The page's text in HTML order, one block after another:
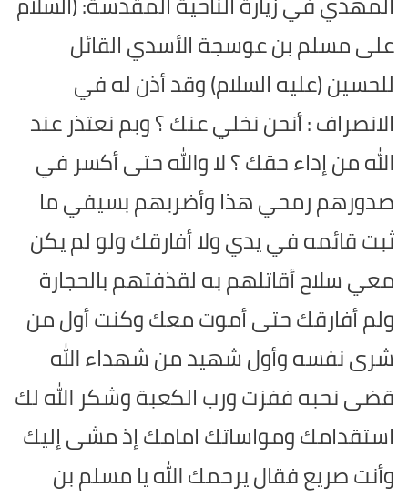
على مسلم بن عوسجة الأسدي القائل
للحسين (عليه السلام) وقد أذن له في
الانصراف : أنحن نخلي عنك ؟ وبم نعتذر عند
الله من إداء حقك ؟ لا والله حتى أكسر في
صدورهم رمحي هذا وأضربهم بسيفي ما
ثبت قائمه في يدي ولا أفارقك ولو لم يكن
معي سلاح أقاتلهم به لقذفتهم بالحجارة
ولم أفارقك حتى أموت معك وكنت أول من
شرى نفسه وأول شهيد من شهداء الله
قضى نحبه ففزت ورب الكعبة وشكر الله لك
استقدامك ومواساتك امامك إذ مشى إليك
وأنت صريع فقال يرحمك الله يا مسلم بن